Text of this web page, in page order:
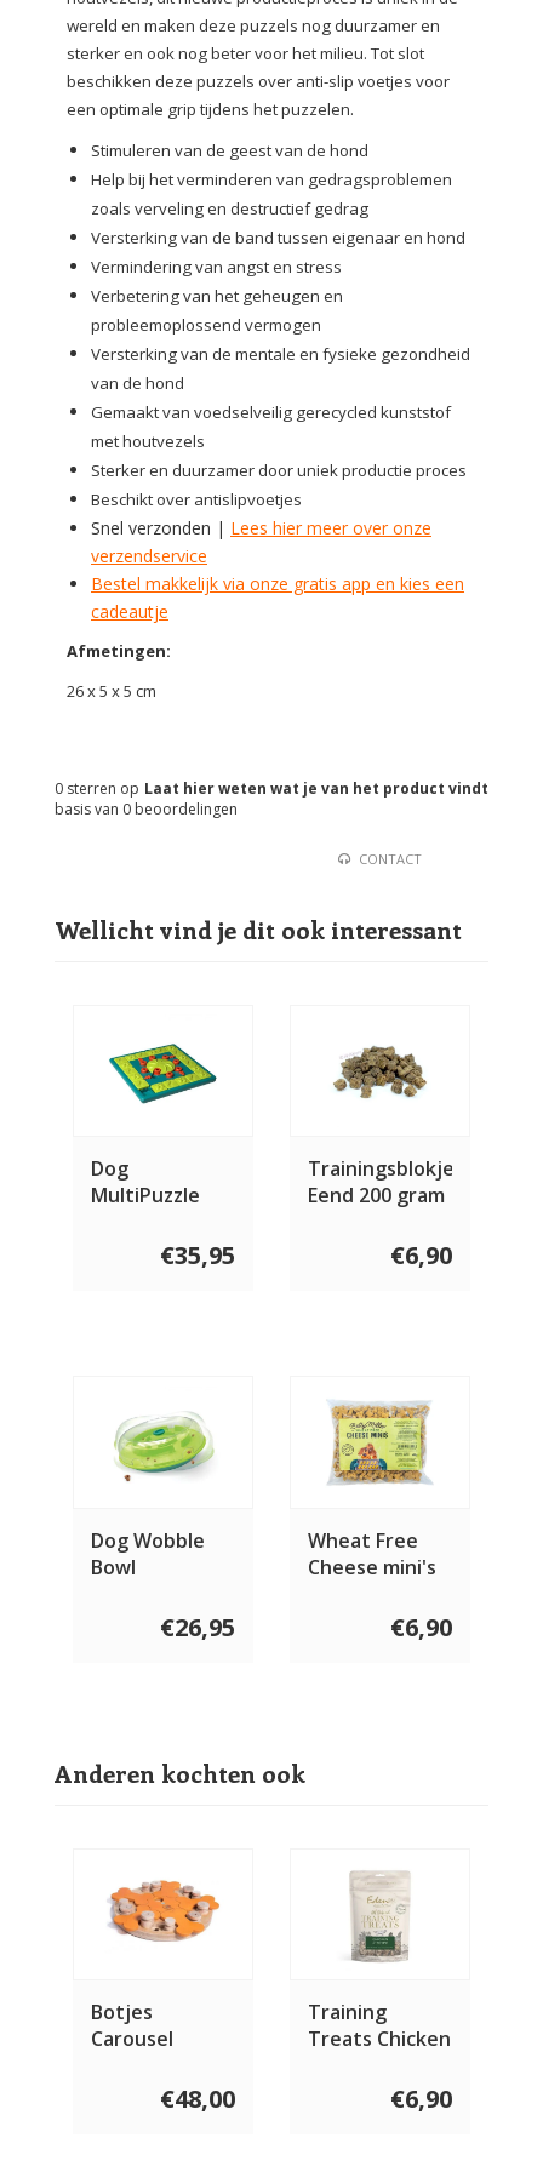
wereld en maken deze puzzels nog duurzamer en
sterker en ook nog beter voor het milieu. Tot slot
beschikken deze puzzels over anti-slip voetjes voor
een optimale grip tijdens het puzzelen.
Stimuleren van de geest van de hond
Help bij het verminderen van gedragsproblemen
zoals verveling en destructief gedrag
Versterking van de band tussen eigenaar en hond
Vermindering van angst en stress
Verbetering van het geheugen en
probleemoplossend vermogen
Versterking van de mentale en fysieke gezondheid
van de hond
Gemaakt van voedselveilig gerecycled kunststof
met houtvezels
Sterker en duurzamer door uniek productie proces
Beschikt over antislipvoetjes
Snel verzonden | Lees hier meer over onze
verzendservice
Bestel makkelijk via onze gratis app en kies een
cadeautje
Afmetingen:
26 x 5 x 5 cm
Laat hier weten wat je van het product vindt
0 sterren op
basis van 0 beoordelingen
CONTACT
Wellicht vind je dit ook interessant
Dog
MultiPuzzle
€35,95
Trainingsblokjes
Eend 200 gram
€6,90
Dog Wobble
Bowl
€26,95
Wheat Free
Cheese mini's
€6,90
Anderen kochten ook
Botjes
Carousel
€48,00
Training
Treats Chicken
€6,90